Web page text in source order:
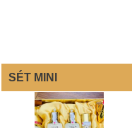
SÉT MINI